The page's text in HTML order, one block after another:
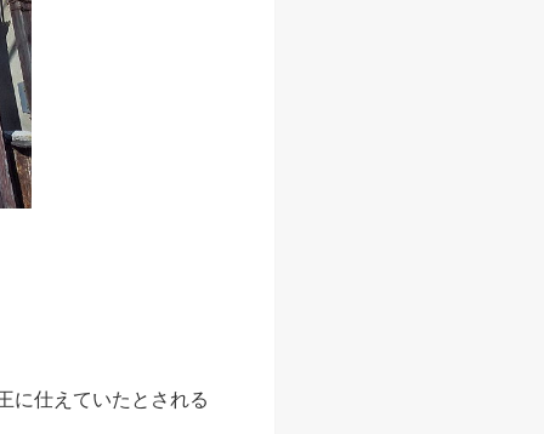
に仕えていたとされる